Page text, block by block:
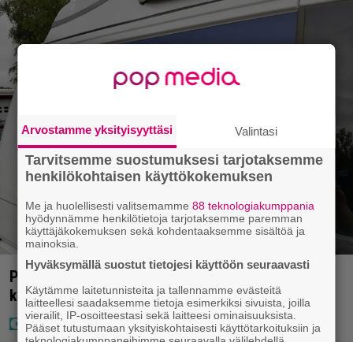
Poliisilla tehovalvonta – tästä kysymys ja näin
kauan kestää
Arvostamme yksityisyyttäsi Valintasi
Tarvitsemme suostumuksesi tarjotaksemme
henkilökohtaisen käyttökokemuksen
Me ja huolellisesti valitsemamme88 teknologiakumppania
hyödynnämme henkilötietoja tarjotaksemme paremman
käyttäjäkokemuksen sekä kohdentaaksemme sisältöä ja
mainoksia.
Hyväksymällä suostut tietojesi käyttöön seuraavasti
Käytämme laitetunnisteita ja tallennamme evästeitä
laitteellesi saadaksemme tietoja esimerkiksi sivuista, joilla
vierailit, IP-osoitteestasi sekä laitteesi ominaisuuksista.
Pääset tutustumaan yksityiskohtaisesti käyttötarkoituksiin ja